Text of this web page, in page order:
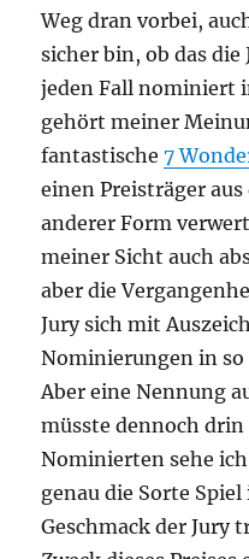
Weg dran vorbei,
sicher bin, ob das die
jeden Fall nominiert
gehört meiner
fantastische7
einen Preisträger
anderer Form
meiner Sicht auch
aber die
Jury sich mit
Nominierungen in
Aber eine Nennung
müsste dennoch
Nominierten sehe
genau die Sorte
Geschmack der Jury